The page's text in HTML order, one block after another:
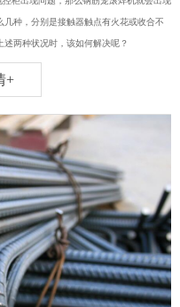
种，分别是接触器触点有火花或收合不
两种状况时，该如何解决呢？
+